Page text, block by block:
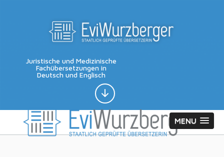
Juristische und Medizinische
Fachübersetzungen in
Deutsch und Englisch
MENU